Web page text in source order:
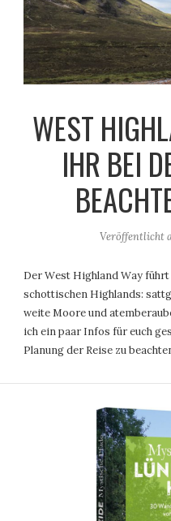
WEST
IHR BEI
Veröffentlicht
Der West Highland Way
schottischen Highlands:
weite Moore und
ich ein paar Infos für euch
Planung der Reise zu